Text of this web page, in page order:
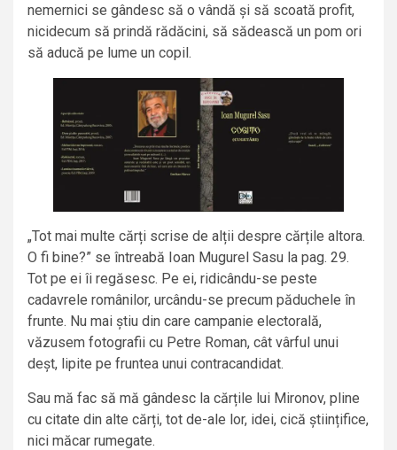
nemernici se gândesc să o vândă și să scoată profit,
nicidecum să prindă rădăcini, să sădească un pom ori
să aducă pe lume un copil.
„Tot mai multe cărți scrise de alții despre cărțile altora.
O fi bine?” se întreabă Ioan Mugurel Sasu la pag. 29.
Tot pe ei îi regăsesc. Pe ei, ridicându-se peste
cadavrele românilor, urcându-se precum păduchele în
frunte. Nu mai știu din care campanie electorală,
văzusem fotografii cu Petre Roman, cât vârful unui
deșt, lipite pe fruntea unui contracandidat.
Sau mă fac să mă gândesc la cărțile lui Mironov, pline
cu citate din alte cărți, tot de-ale lor, idei, cică științifice,
nici măcar rumegate.